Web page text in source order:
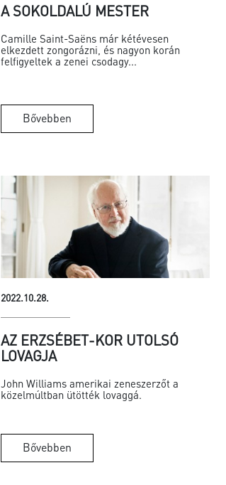
A SOKOLDALÚ MESTER
Camille Saint-Saëns már kétévesen
elkezdett zongorázni, és nagyon korán
felfigyeltek a zenei csodagy...
Bővebben
2022.10.28.
AZ ERZSÉBET-KOR UTOLSÓ
LOVAGJA
John Williams amerikai zeneszerzőt a
közelmúltban ütötték lovaggá.
Bővebben